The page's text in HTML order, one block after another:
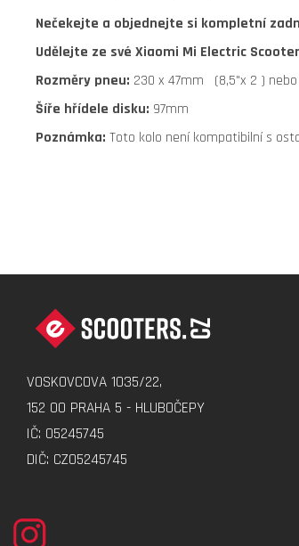
Nečekejte a objednejte si kompletní
Udělejte ze své Xiaomi Mi Electric
Rozměry pneu: 230 x 47mm (8,5"x 2 ) nebo
Šíře hřídele disku: 97mm
Poznámka: Toto kolo není kompatibilní s
Z
VOSKOVCOVA 1035/22,
152 00 PRAHA 5 - HLUBOČEPY
IČ: 05245745
DIČ: CZ05245745